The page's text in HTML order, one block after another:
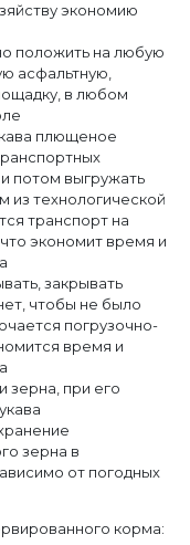
экономию
положить на любую
асфальтную,
в любом
плющеное
потом выгружать
из технологической
транспорт на
экономит время и
закрывать
чтобы не было
погрузочно-
время и
зерна, при его
зерна в
от погодных
корма: